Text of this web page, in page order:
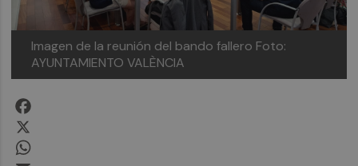
Imagen de la reunión del bando fallero Foto:
AYUNTAMIENTO VALÈNCIA